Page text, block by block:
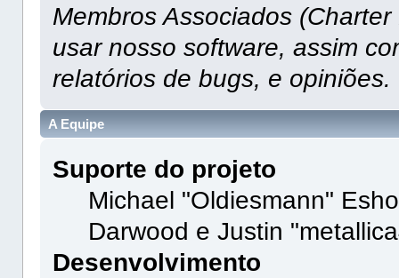
Membros Associados
usar nosso software, assim
relatórios de bugs, e opiniões.
A Equipe
Suporte do projeto
Michael "Oldiesmann"
Darwood e Justin
Desenvolvimento